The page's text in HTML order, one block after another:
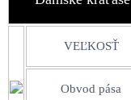
VEĽKOSŤ
Obvod pása